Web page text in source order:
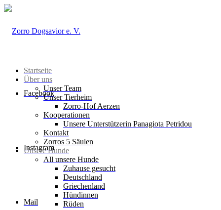
Facebook
Instagram
Mail
Startseite
Über uns
Unser Team
Unser Tierheim
Zorro-Hof Aerzen
Kooperationen
Unsere Unterstützerin Panagiota Petridou
Kontakt
Zorros 5 Säulen
Unsere Hunde
All unsere Hunde
Zuhause gesucht
Deutschland
Griechenland
Hündinnen
Rüden